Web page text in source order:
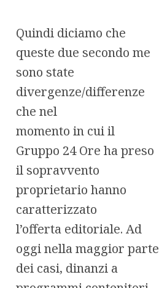
Quindi diciamo che
queste due secondo me
sono state
divergenze/differenze
che nel
momento in cui il
Gruppo 24 Ore ha preso
il sopravvento
proprietario hanno
caratterizzato
l’offerta editoriale. Ad
oggi nella maggior parte
dei casi, dinanzi a